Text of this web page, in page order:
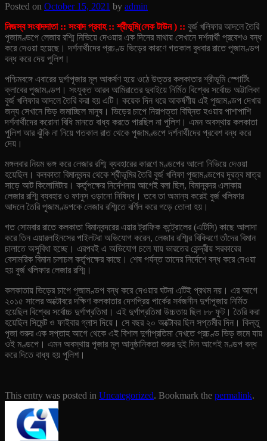
Posted on October 15, 2021 by admin
নিজস্ব সংবাদদাতা :: সংবাদ প্রবাহ :: শ্রীভূমি(লেক টাউন ) :: বুর্জ খলিফার আদলে তৈরি
পূজামণ্ডপে লেজার রশ্মি নিভিয়ে দেওয়ার এক দিনের মাথায় সেখানে দর্শনার্থী প্রবেশও বন্ধ
করে দেওয়া হয়েছে। দর্শনার্থীদের প্রচণ্ড ভিড়ের কারণে গতকাল বুধবার রাতে পূজামণ্ডপ
বন্ধ করে দেয় পুলিশ।
পশ্চিমবঙ্গে এবারের দুর্গাপূজার মূল আকর্ষণ হয়ে ওঠে উত্তর কলকাতার শ্রীভূমি স্পোর্টিং
ক্লাবের পূজামণ্ডপ। সংযুক্ত আরব আমিরাতের দুবাইয়ে নির্মিত বিশ্বের সর্বোচ্চ অট্টালিকা
বুর্জ খলিফার আদলে তৈরি করা হয় এটি। কয়েক দিন ধরে আকর্ষণীয় এই পূজামণ্ডপ দেখার
জন্য সেখানে ভিড় জমাচ্ছিল মানুষ। ভিড়ের চাপে নিরাপত্তা বিঘ্নিত হওয়ার পাশাপাশি
দর্শনার্থীদের করোনা বিধি মানতে বাধ্য করতে পারছিল না পুলিশ। এমন অবস্থায় কলকাতা
পুলিশ আর ঝুঁকি না নিয়ে গতকাল রাত থেকে পূজামণ্ডপে দর্শনার্থীদের প্রবেশ বন্ধ করে
দেয়।
মঙ্গলবার নিয়ম ভঙ্গ করে লেজার রশ্মি ব্যবহারের কারণে মণ্ডপের আলো নিভিয়ে দেওয়া
হয়েছিল। কলকাতা বিমানবন্দর থেকে শ্রীভূমির তৈরি বুর্জ খলিফা পূজামণ্ডপের দূরত্ব মাত্র
সাড়ে আট কিলোমিটার। কর্তৃপক্ষের নির্দেশনায় আগেই বলা ছিল, বিমানবন্দর এলাকায়
লেজার রশ্মি ব্যবহার ও ফানুস ওড়ানো নিষিদ্ধ। তবে তা অমান্য করেই বুর্জ খলিফার
আদলে তৈরি পূজামণ্ডপকে লেজার রশ্মিতে বর্ণিল করে গড়ে তোলা হয়।
গত সোমবার রাতে কলকাতা বিমানবন্দরের এয়ার ট্রাফিক কন্ট্রোলের (এটিসি) কাছে আলাদা
করে তিন এয়ারলাইনসের পাইলটরা অভিযোগ করেন, লেজার রশ্মির বিকিরণে তাঁদের বিমান
চালাতে অসুবিধা হচ্ছে। এরপরই এ অভিযোগ চলে যায় ভারতের কেন্দ্রীয় সরকারের
বেসামরিক বিমান চলাচল কর্তৃপক্ষের কাছে। শেষ পর্যন্ত তাদের নির্দেশে বন্ধ করে দেওয়া
হয় বুর্জ খলিফার লেজার রশ্মি।
কলকাতায় ভিড়ের চাপে পূজামণ্ডপ বন্ধ করে দেওয়ার ঘটনা এটিই প্রথম নয়। এর আগে
২০১৫ সালের অক্টোবরে দক্ষিণ কলকাতার দেশপ্রিয় পার্কের সর্বজনীন দুর্গাপূজায় নির্মিত
হয়েছিল বিশ্বের সর্বোচ্চ দুর্গাপ্রতিমা। এই দুর্গাপ্রতিমা উচ্চতায় ছিল ৮৮ ফুট। তৈরি করা
হয়েছিল সিমেন্ট ও ফাইবার গ্লাস দিয়ে। সে বছর ২০ অক্টোবর ছিল সপ্তমীর দিন। কিন্তু
পূজা শুরুর এক সপ্তাহ আগে থেকে এই বিশাল দুর্গাপ্রতিমা দেখতে প্রচণ্ড ভিড় জমে যায়
ওই মণ্ডপে। এমন অবস্থায় পূজার মূল আনুষ্ঠানিকতা শুরুর দুই দিন আগেই মণ্ডপ বন্ধ
করে দিতে বাধ্য হয় পুলিশ।
This entry was posted in Uncategorized. Bookmark the permalink.